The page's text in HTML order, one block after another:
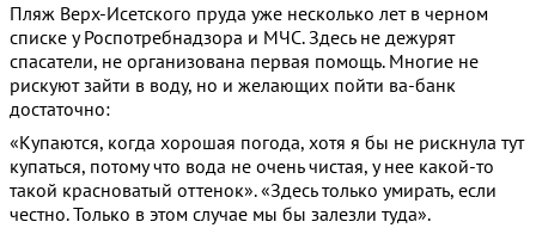
Пляж Верх-Исетского пруда уже несколько лет в черном
списке у Роспотребнадзора и МЧС. Здесь не дежурят
спасатели, не организована первая помощь. Многие не
рискуют зайти в воду, но и желающих пойти ва-банк
достаточно:
«Купаются, когда хорошая погода, хотя я бы не рискнула тут
купаться, потому что вода не очень чистая, у нее какой-то
такой красноватый оттенок». «Здесь только умирать, если
честно. Только в этом случае мы бы залезли туда».